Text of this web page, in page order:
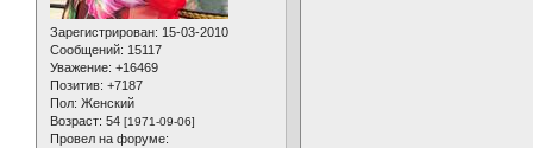
Зарегистрирован: 15-03-2010
Сообщений: 15117
Уважение: +16469
Позитив: +7187
Пол: Женский
Возраст: 54 [1971-09-06]
Провел на форуме: